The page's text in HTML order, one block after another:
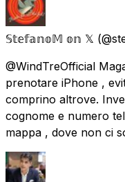
𝕊𝕥𝕖𝕗𝕒𝕟𝕠𝕄 𝕠𝕟 𝕏
@WindTreOfficial
prenotare iPhone ,
comprino altrove.
cognome e numero
mappa , dove non ci